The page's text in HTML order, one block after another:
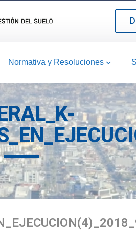
Normativa y Resoluciones